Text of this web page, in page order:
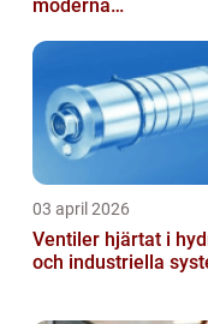
moderna
03 april 2026
Ventiler hjärtat i hydraulik
och industriella